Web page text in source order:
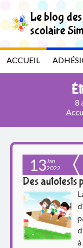
i
p
o
h
e
L
e
o
g
Le blog
scolaire
ACCUEIL
8
13Jan
2022
Des autotests